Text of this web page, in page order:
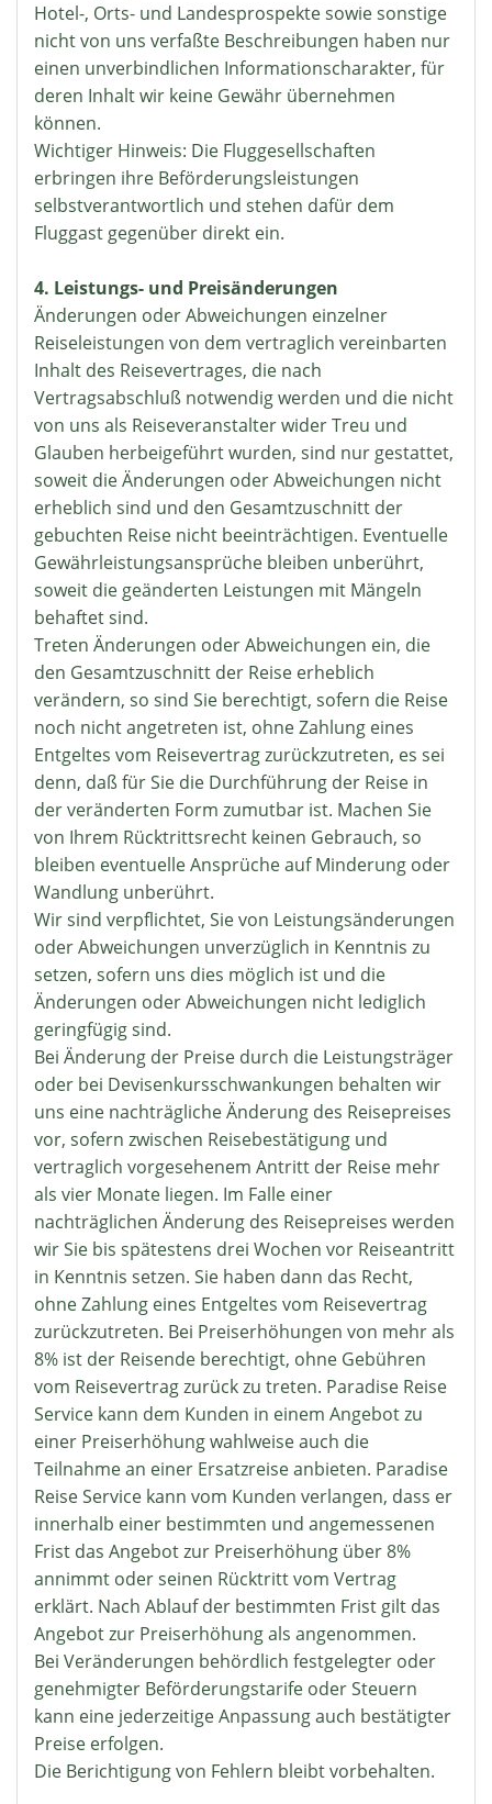
Hotel-, Orts- und Landesprospekte sowie sonstige
nicht von uns verfaßte Beschreibungen haben nur
einen unverbindlichen Informationscharakter, für
deren Inhalt wir keine Gewähr übernehmen
können.
Wichtiger Hinweis: Die Fluggesellschaften
erbringen ihre Beförderungsleistungen
selbstverantwortlich und stehen dafür dem
Fluggast gegenüber direkt ein.
4. Leistungs- und Preisänderungen
Änderungen oder Abweichungen einzelner
Reiseleistungen von dem vertraglich vereinbarten
Inhalt des Reisevertrages, die nach
Vertragsabschluß notwendig werden und die nicht
von uns als Reiseveranstalter wider Treu und
Glauben herbeigeführt wurden, sind nur gestattet,
soweit die Änderungen oder Abweichungen nicht
erheblich sind und den Gesamtzuschnitt der
gebuchten Reise nicht beeinträchtigen. Eventuelle
Gewährleistungsansprüche bleiben unberührt,
soweit die geänderten Leistungen mit Mängeln
behaftet sind.
Treten Änderungen oder Abweichungen ein, die
den Gesamtzuschnitt der Reise erheblich
verändern, so sind Sie berechtigt, sofern die Reise
noch nicht angetreten ist, ohne Zahlung eines
Entgeltes vom Reisevertrag zurückzutreten, es sei
denn, daß für Sie die Durchführung der Reise in
der veränderten Form zumutbar ist. Machen Sie
von Ihrem Rücktrittsrecht keinen Gebrauch, so
bleiben eventuelle Ansprüche auf Minderung oder
Wandlung unberührt.
Wir sind verpflichtet, Sie von Leistungsänderungen
oder Abweichungen unverzüglich in Kenntnis zu
setzen, sofern uns dies möglich ist und die
Änderungen oder Abweichungen nicht lediglich
geringfügig sind.
Bei Änderung der Preise durch die Leistungsträger
oder bei Devisenkursschwankungen behalten wir
uns eine nachträgliche Änderung des Reisepreises
vor, sofern zwischen Reisebestätigung und
vertraglich vorgesehenem Antritt der Reise mehr
als vier Monate liegen. Im Falle einer
nachträglichen Änderung des Reisepreises werden
wir Sie bis spätestens drei Wochen vor Reiseantritt
in Kenntnis setzen. Sie haben dann das Recht,
ohne Zahlung eines Entgeltes vom Reisevertrag
zurückzutreten. Bei Preiserhöhungen von mehr als
8% ist der Reisende berechtigt, ohne Gebühren
vom Reisevertrag zurück zu treten. Paradise Reise
Service kann dem Kunden in einem Angebot zu
einer Preiserhöhung wahlweise auch die
Teilnahme an einer Ersatzreise anbieten. Paradise
Reise Service kann vom Kunden verlangen, dass er
innerhalb einer bestimmten und angemessenen
Frist das Angebot zur Preiserhöhung über 8%
annimmt oder seinen Rücktritt vom Vertrag
erklärt. Nach Ablauf der bestimmten Frist gilt das
Angebot zur Preiserhöhung als angenommen.
Bei Veränderungen behördlich festgelegter oder
genehmigter Beförderungstarife oder Steuern
kann eine jederzeitige Anpassung auch bestätigter
Preise erfolgen.
Die Berichtigung von Fehlern bleibt vorbehalten.